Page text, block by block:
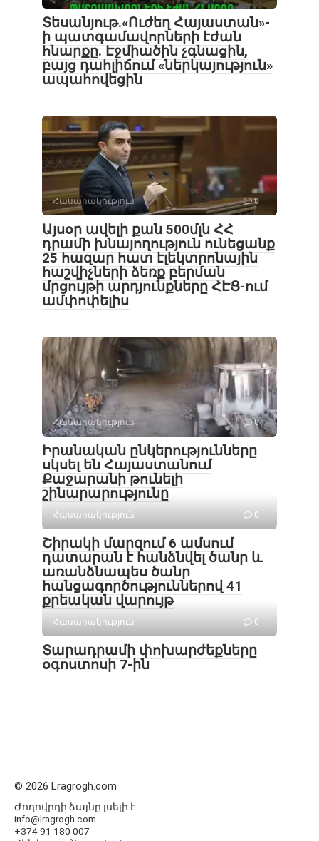
Տեսանյութ․«Ուժեղ Հայաստան»-
ի պատգամավորների էժան
հնարքը. Էջմիածին չգնացին,
բայց դահլիճում «ներկայություն»
ապահովեցին
Հասարակություն 0
Այսօր ավելի քան 500մլն ՀՀ
դրամի խնայողություն ունեցանք
25 հազար հատ էլեկտրոնային
հաշվիչների ձեռք բերման
մրցույթի արդյունքները ՀԷՑ-ում
ամփոփելիս
Հասարակություն 0
Իրանական ընկերությունները
սկսել են Հայաստանում
Քաջարանի թունելի
շինարարությունը
Հասարակություն 0
Շիրակի մարզում 6 ամսում
դատարան է հանձնվել ծանր և
առանձնապես ծանր
հանցագործություններով 41
քրեական վարույթ
Հասարակություն 0
Տարադրամի փոխարժեքները
օգոստոսի 7-ին
© 2026 Lragrogh.com
Ժողովրդի ձայնը լսելի է...
info@lragrogh.com
+374 91 180 007